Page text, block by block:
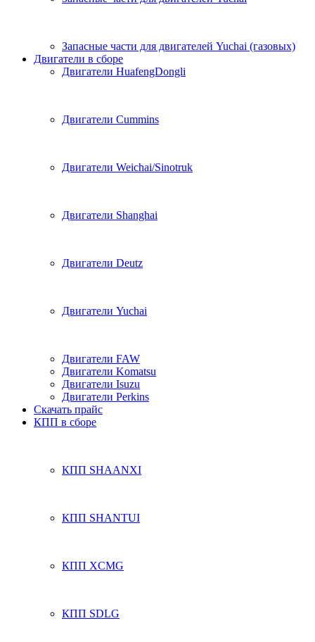
Запасные части для двигателей Yuchai (газовых)
Двигатели в сборе
Двигатели HuafengDongli
Двигатели Cummins
Двигатели Weichai/Sinotruk
Двигатели Shanghai
Двигатели Deutz
Двигатели Yuchai
Двигатели FAW
Двигатели Komatsu
Двигатели Isuzu
Двигатели Perkins
Скачать прайс
КПП в сборе
КПП SHAANXI
КПП SHANTUI
КПП XCMG
КПП SDLG